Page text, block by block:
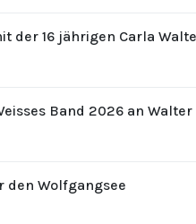
der 16 jährigen Carla
Band 2026 an Walter
den Wolfgangsee